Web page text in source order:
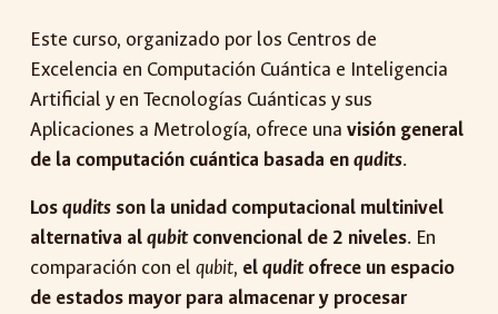
Este curso, organizado por los Centros de
Excelencia en Computación Cuántica e Inteligencia
Artificial y en Tecnologías Cuánticas y sus
Aplicaciones a Metrología, ofrece unavisión general
de la computación cuántica basada enqudits.
Losqudits son la unidad computacional multinivel
alternativa alqubitconvencional de 2 niveles. En
comparación con elqubit, elquditofrece un espacio
de estados mayor para almacenar y procesar